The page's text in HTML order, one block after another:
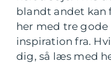
blandt andet kan
her med tre gode
inspiration fra.
dig, så læs med